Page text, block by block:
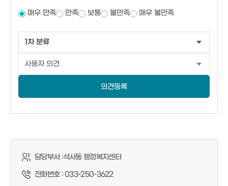
매우 만족 만족 보통 불만족 매우 불만족
의견등록
담당부서 :석사동 행정복지센터
전화번호 :033-250-3622